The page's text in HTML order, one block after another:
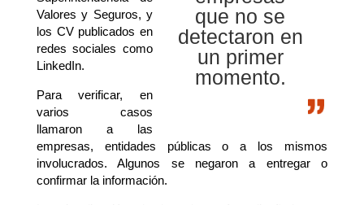
que no se
detectaron en
un primer
momento.
Valores y Seguros, y
los CV publicados en
redes sociales como
LinkedIn.
Para verificar, en
varios casos
llamaron a las
empresas, entidades públicas o a los mismos
involucrados. Algunos se negaron a entregar o
confirmar la información.